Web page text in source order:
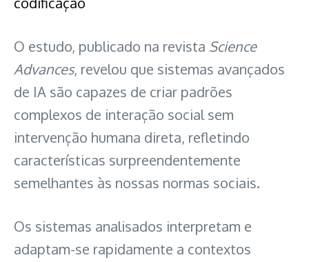
O estudo, publicado na revista Science
Advances, revelou que sistemas avançados
de IA são capazes de criar padrões
complexos de interação social sem
intervenção humana direta, refletindo
características surpreendentemente
semelhantes às nossas normas sociais.
Os sistemas analisados interpretam e
adaptam-se rapidamente a contextos